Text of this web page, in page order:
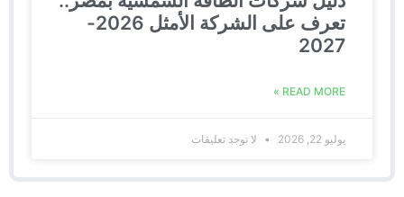
تعرف على الشركة الأمثل 2026-
2027
READ MORE »
يوليو 22, 2026 لا توجد تعليقات